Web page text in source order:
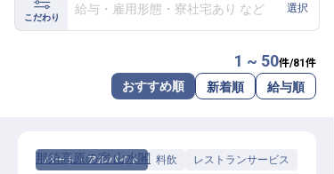
ホテル・宿泊業界情報コラム
転職サポートに申し込む
こだわり
給与・雇用形態・寮社宅あり など 選択
1 ~ 50件/81 件
おすすめ順 新着順 給与順
パート・アルバイト 料飲 レストランサービス
那須高原の宿 山水閣